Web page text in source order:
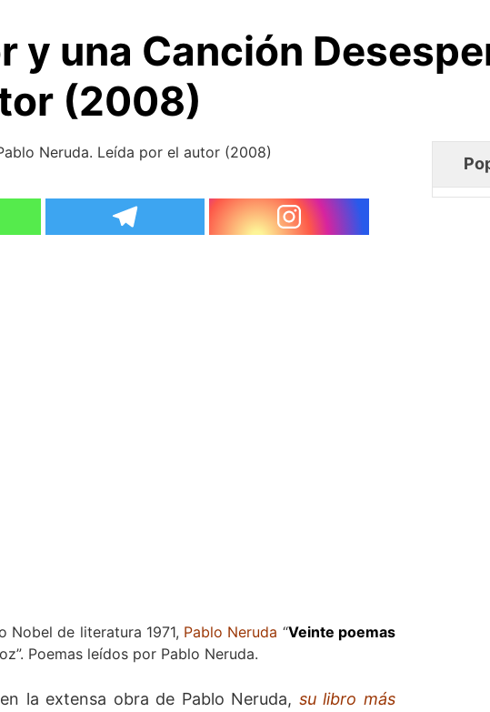
y una Canción
(2008)
Neruda. Leída por el autor (2008)
Nobel de literatura 1971, Pablo Neruda “Veinte poemas
Poemas leídos por Pablo Neruda.
la extensa obra de Pablo Neruda, su libro más